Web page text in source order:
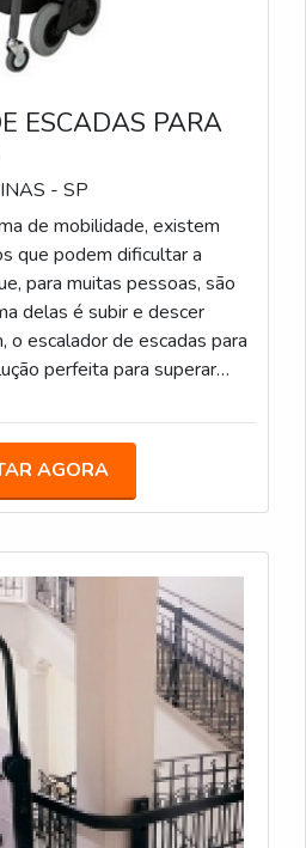
ESCADAS PARA
- SP
de mobilidade, existem
que podem dificultar a
para muitas pessoas, são
delas é subir e descer
o escalador de escadas para
perfeita para superar
EQUIPAMENTO TRAZ
de descida, o que permite a
se
AGORA